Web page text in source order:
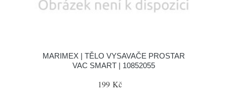
MARIMEX | TĚLO VYSAVAČE PROSTAR
VAC SMART | 10852055
199 Kč